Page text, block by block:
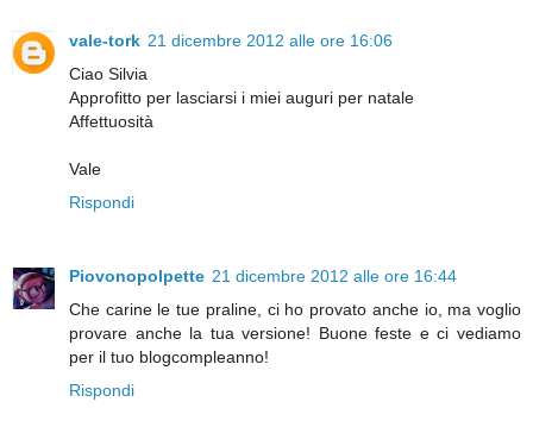
vale-tork 21 dicembre 2012 alle ore 16:06
Ciao Silvia
Approfitto per lasciarsi i miei auguri per natale
Affettuosità
Vale
Rispondi
Piovonopolpette 21 dicembre 2012 alle ore 16:44
Che carine le tue praline, ci ho provato anche io, ma voglio
provare anche la tua versione! Buone feste e ci vediamo
per il tuo blogcompleanno!
Rispondi